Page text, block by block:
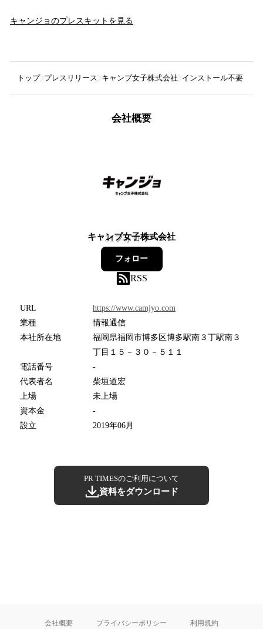
キャンジョ のプレスキットを見る
トップ プレスリリース キャンプ女子株式会社 インストール不要・無
会社概要
キャンプ女子株式会社
31フォロワー
フォロー
RSS
URL
https://www.camjyo.com
業種
情報通信
本社所在地
福岡県福岡市博多区博多駅南３丁駅南３
丁目１５－３０－５１１
電話番号
-
代表者名
柴垣道宏
上場
未上場
資本金
-
設立
2019年06月
PR TIMESのご利用について
資料をダウンロード
会社概要 プライバシーポリシー 利用規約